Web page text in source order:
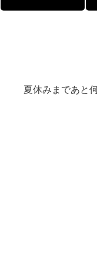
夏休みまであと